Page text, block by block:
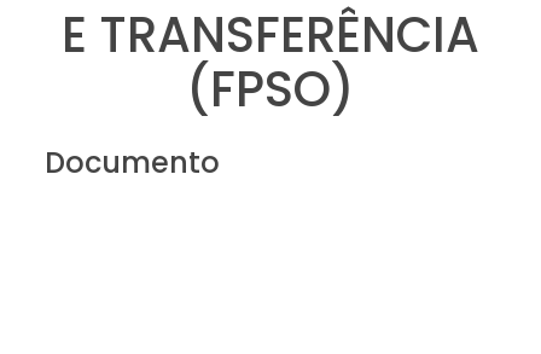
E TRANSFERÊNCIA
(FPSO)
Documento